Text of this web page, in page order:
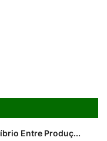
Entre Produç...